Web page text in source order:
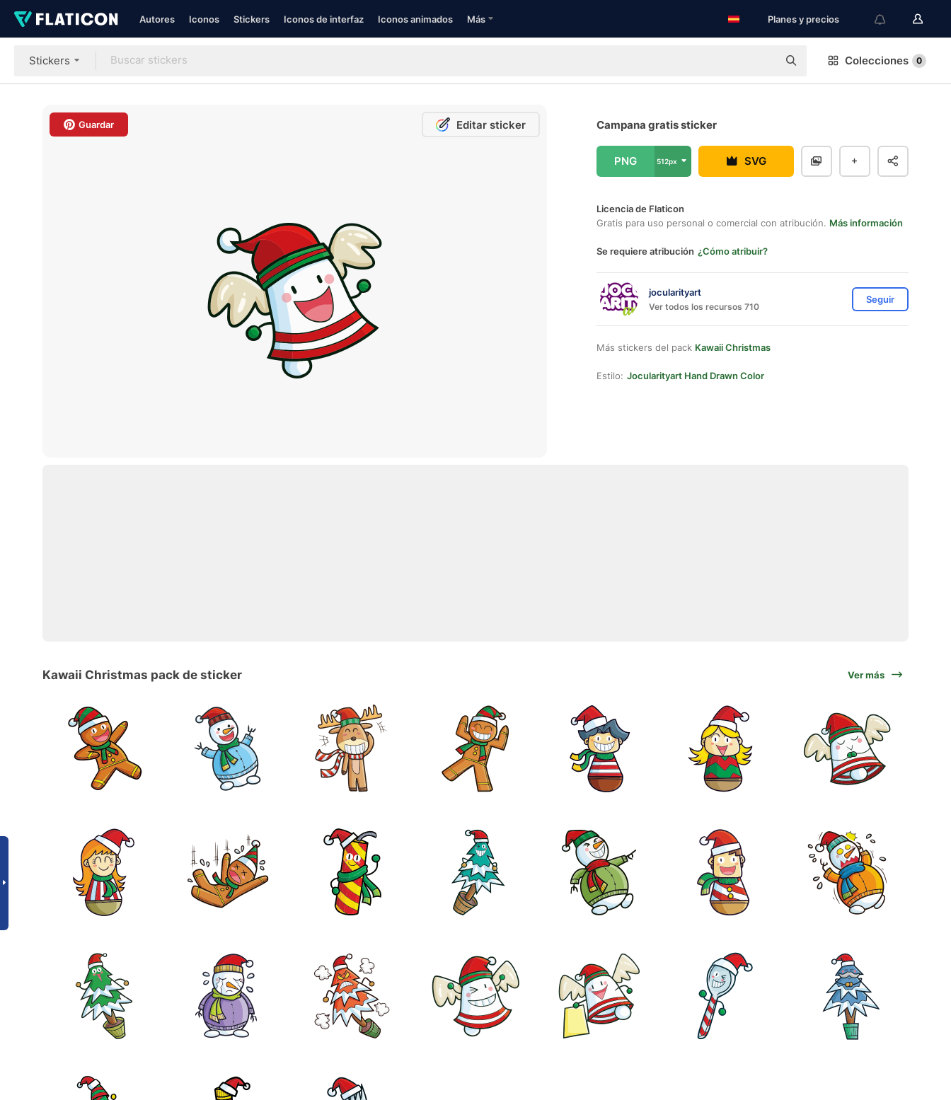
Autores Iconos Stickers Iconos de interfaz Iconos animados Más Planes y precios
Stickers Colecciones 0
Guardar Editar sticker Campana gratis sticker
PNG 512px SVG
Licencia de Flaticon
Gratis para uso personal o comercial con atribución. Más información
Se requiere atribución ¿Cómo atribuir?
jocularityart
Ver todos los recursos 710
Seguir
Más stickers del pack Kawaii Christmas
Estilo: Jocularityart Hand Drawn Color
Kawaii Christmas pack de sticker Ver más